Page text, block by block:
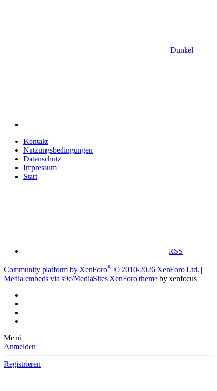
Dunkel
Kontakt
Nutzungsbedingungen
Datenschutz
Impressum
Start
RSS
Community platform by XenForo® © 2010-2026 XenForo Ltd.
Media embeds via s9e/MediaSites XenForo theme by xenfocus
Menü
Anmelden
Registrieren